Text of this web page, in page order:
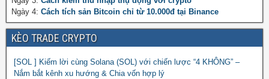
Ngày 4: Cách tích sản Bitcoin chỉ từ 10.000đ tại Binance
KÈO TRADE CRYPTO
[SOL ] Kiếm lời cùng Solana (SOL) với chiến lược “4 KHÔNG” –
Nắm bắt kênh xu hướng & Chia vốn hợp lý